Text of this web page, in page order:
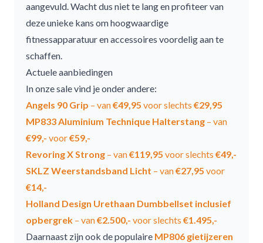
aangevuld. Wacht dus niet te lang en profiteer van
deze unieke kans om hoogwaardige
fitnessapparatuur en accessoires voordelig aan te
schaffen.
Actuele aanbiedingen
In onze sale vind je onder andere:
Angels 90 Grip – van€49,95 voor slechts €29,95
MP833 Aluminium Technique Halterstang – van
€99,- voor€59,-
Revoring X Strong – van€119,95 voor slechts €49,-
SKLZ Weerstandsband Licht – van€27,95 voor
€14,-
Holland Design Urethaan Dumbbellset inclusief
opbergrek – van€2.500,- voor slechts €1.495,-
Daarnaast zijn ook de populaire MP806 gietijzeren